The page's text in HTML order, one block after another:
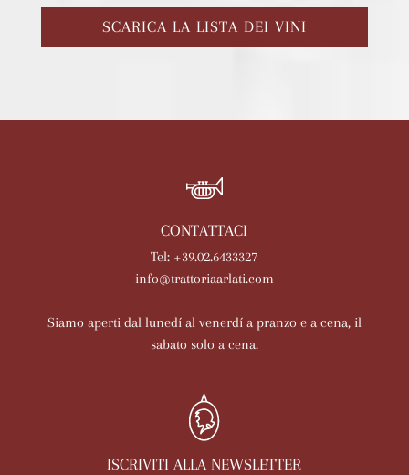
SCARICA LA LISTA DEI VINI
CONTATTACI
Tel: +39.02.6433327
info@trattoriaarlati.com
Siamo aperti dal lunedí al venerdí a pranzo e a cena, il
sabato solo a cena.
ISCRIVITI ALLA NEWSLETTER